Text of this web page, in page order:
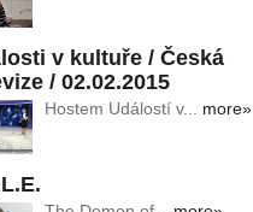
v kultuře / Česká
/ 02.02.2015
Hostem Událostí v... more»